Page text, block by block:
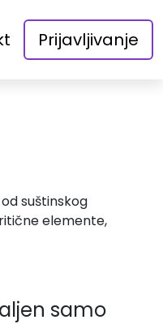
Prijavljivanje
suštinskog
elemente,
samo